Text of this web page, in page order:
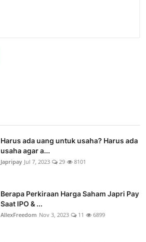
Harus ada uang untuk usaha? Harus ada
usaha agar a...
Japripay Jul 7, 2023 29 8101
Berapa Perkiraan Harga Saham Japri Pay
Saat IPO & ...
AllexFreedom Nov 3, 2023 11 6899